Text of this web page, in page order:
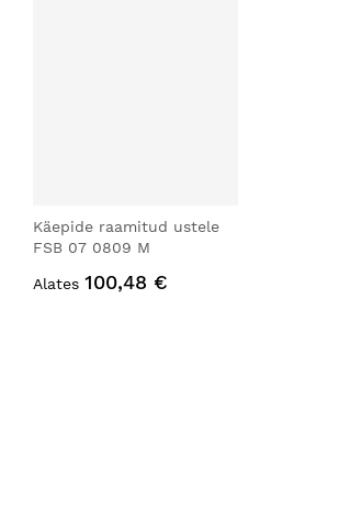
Käepide raamitud ustele
FSB 07 0809 M
Alates 100,48 €